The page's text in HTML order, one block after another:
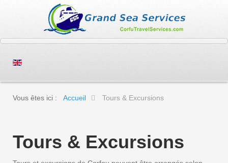
Vous êtes ici : Accueil Tours & Excursions
Tours & Excursions